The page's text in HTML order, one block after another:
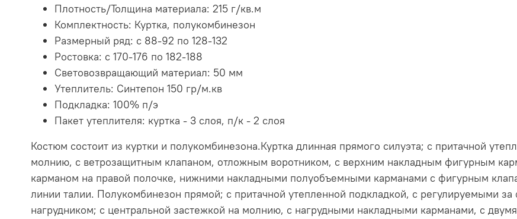
Плотность/Толщина материала: 215 г/кв.м
Комплектность: Куртка, полукомбинезон
Размерный ряд: с 88-92 по 128-132
Ростовка: с 170-176 по 182-188
Световозвращающий материал: 50 мм
Утеплитель: Синтепон 150 гр/м.кв
Подкладка: 100% п/э
Пакет утеплителя: куртка - 3 слоя, п/к - 2 слоя
Костюм состоит из куртки и полукомбинезона.Куртка длинная прямого силуэта; с притачной
молнию, с ветрозащитным клапаном, отложным воротником, с верхним накладным фигурным
карманом на правой полочке, нижними накладными полуобъемными карманами с фигурным
линии талии. Полукомбинезон прямой; с притачной утепленной подкладкой, с регулируемыми
нагрудником; с центральной застежкой на молнию, с нагрудными накладными карманами, с